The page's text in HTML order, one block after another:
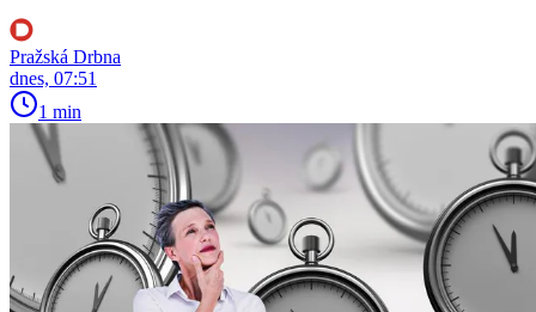
Pražská Drbna
dnes, 07:51
1 min